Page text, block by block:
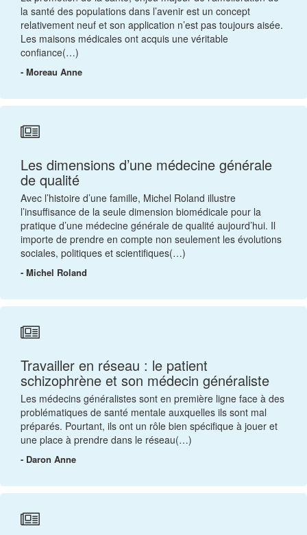
la santé des populations dans l’avenir est un concept
relativement neuf et son application n’est pas toujours aisée.
Les maisons médicales ont acquis une véritable
confiance(…)
- Moreau Anne
Les dimensions d’une médecine générale
de qualité
Avec l’histoire d’une famille, Michel Roland illustre
l’insuffisance de la seule dimension biomédicale pour la
pratique d’une médecine générale de qualité aujourd’hui. Il
importe de prendre en compte non seulement les évolutions
sociales, politiques et scientifiques(…)
- Michel Roland
Travailler en réseau : le patient
schizophrène et son médecin généraliste
Les médecins généralistes sont en première ligne face à des
problématiques de santé mentale auxquelles ils sont mal
préparés. Pourtant, ils ont un rôle bien spécifique à jouer et
une place à prendre dans le réseau(…)
- Daron Anne